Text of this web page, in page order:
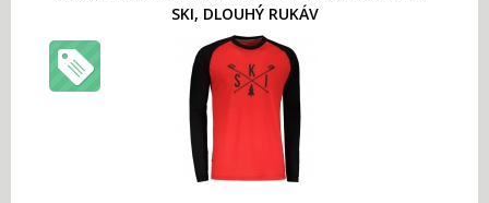
SKI, DLOUHÝ RUKÁV